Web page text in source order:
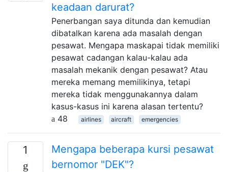
keadaan darurat?
Penerbangan saya ditunda dan kemudian
dibatalkan karena ada masalah dengan
pesawat. Mengapa maskapai tidak memiliki
pesawat cadangan kalau-kalau ada
masalah mekanik dengan pesawat? Atau
mereka memang memilikinya, tetapi
mereka tidak menggunakannya dalam
kasus-kasus ini karena alasan tertentu?
48
airlines aircraft emergencies
1
Mengapa beberapa kursi pesawat
bernomor "DEK"?